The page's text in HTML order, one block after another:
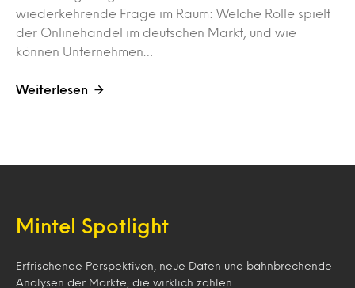
wiederkehrende Frage im Raum: Welche Rolle spielt
der Onlinehandel im deutschen Markt, und wie
können Unternehmen…
Weiterlesen
Mintel Spotlight
Erfrischende Perspektiven, neue Daten und bahnbrechende
Analysen der Märkte, die wirklich zählen.